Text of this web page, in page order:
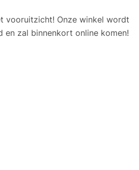
vooruitzicht! Onze winkel wordt
en zal binnenkort online komen!